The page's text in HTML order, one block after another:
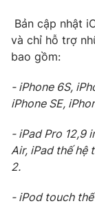
cấp ngày 29/12/
Tổng Biên tập:
Phó Tổng Biên tập:
Tổng đài VTV:
Email:
Liên hệ quảng
Bản cập nhật
và chỉ hỗ trợ
bao gồm:
- iPhone 6S,
iPhone SE,
- iPad Pro 12,9
Air, iPad thế hệ
2.
- iPod touch